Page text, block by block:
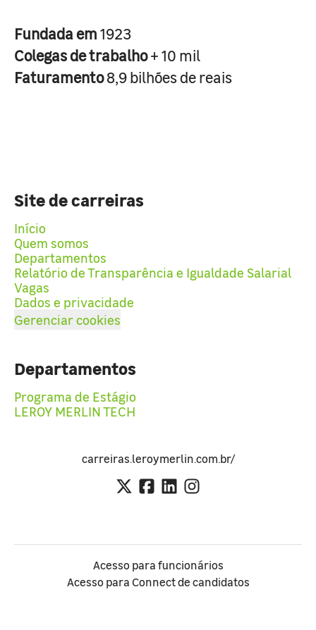
Fundada em1923
Colegas de trabalho+ 10 mil
Faturamento8,9 bilhões de reais
Site de carreiras
Início
Quem somos
Departamentos
Relatório de Transparência e Igualdade Salarial
Vagas
Dados e privacidade
Gerenciar cookies
Departamentos
Programa de Estágio
LEROY MERLIN TECH
carreiras.leroymerlin.com.br/
Acesso para funcionários
Acesso para Connect de candidatos